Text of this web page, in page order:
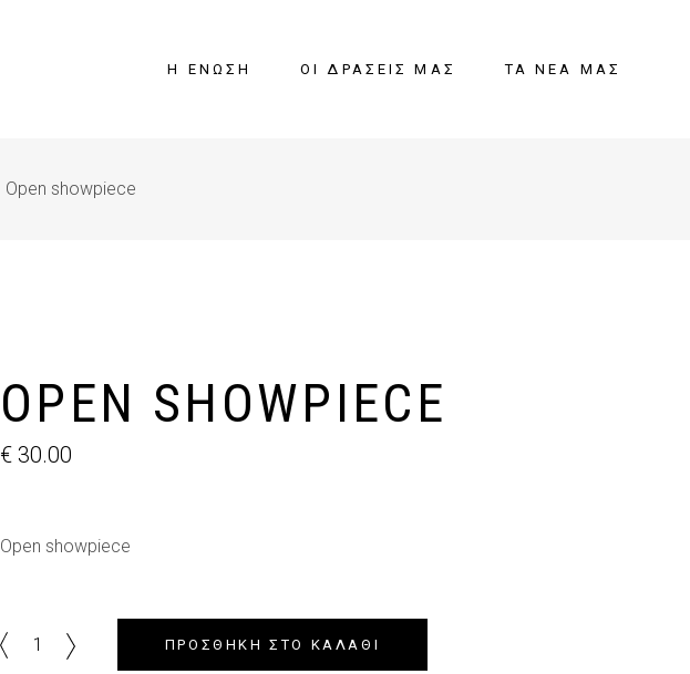
Η ΈΝΩΣΗ ΟΙ ΔΡΆΣΕΙΣ ΜΑΣ ΤΑ ΝΈΑ ΜΑΣ
Open showpiece
OPEN SHOWPIECE
€ 30.00
Open showpiece
Open
showpiece
ΠΡΟΣΘΉΚΗ ΣΤΟ ΚΑΛΆΘΙ